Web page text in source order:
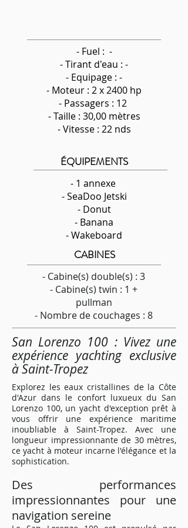
- Fuel : -
-Tirant d'eau : -
- Equipage : -
- Moteur : 2 x 2400 hp
- Passagers : 12
- Taille : 30,00 mètres
- Vitesse : 22 nds
ÉQUIPEMENTS
- 1 annexe
- SeaDoo Jetski
- Donut
- Banana
- Wakeboard
CABINES
- Cabine(s) double(s) : 3
- Cabine(s) twin : 1 +
pullman
- Nombre de couchages : 8
San Lorenzo 100 : Vivez une
expérience yachting exclusive
à Saint-Tropez
Explorez les eaux cristallines de la Côte
d'Azur dans le confort luxueux du San
Lorenzo 100, un yacht d'exception prêt à
vous offrir une expérience maritime
inoubliable à Saint-Tropez. Avec une
longueur impressionnante de 30 mètres,
ce yacht à moteur incarne l'élégance et la
sophistication.
Des performances
impressionnantes pour une
navigation sereine